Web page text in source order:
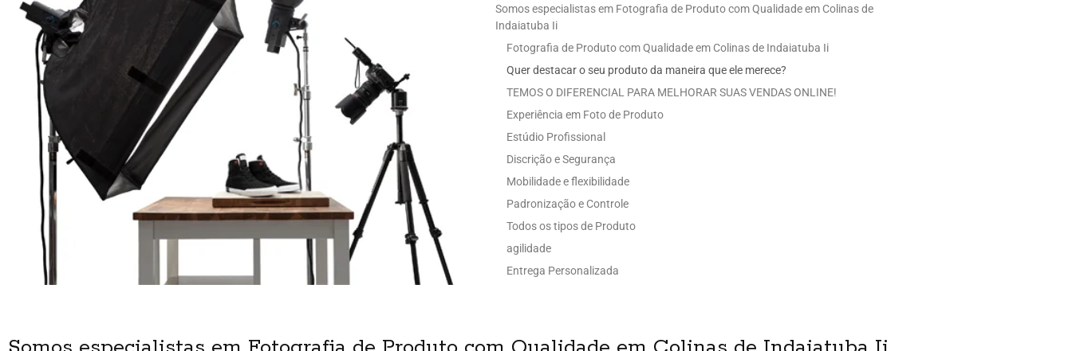
Somos especialistas em Fotografia de Produto com Qualidade em Colinas de
Indaiatuba Ii
Fotografia de Produto com Qualidade em Colinas de Indaiatuba Ii
Quer destacar o seu produto da maneira que ele merece?
TEMOS O DIFERENCIAL PARA MELHORAR SUAS VENDAS ONLINE!
Experiência em Foto de Produto
Estúdio Profissional
Discrição e Segurança
Mobilidade e flexibilidade
Padronização e Controle
Todos os tipos de Produto
agilidade
Entrega Personalizada